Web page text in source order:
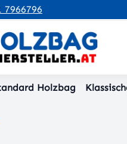
Hauptnavigation springen
7966796
Holzbag